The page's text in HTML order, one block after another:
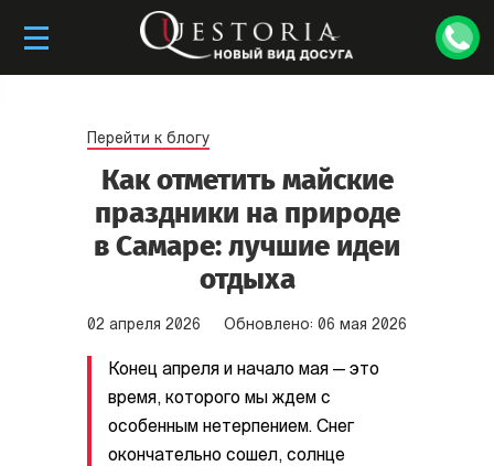
Перейти к блогу
Как отметить майские
праздники на природе
в Самаре: лучшие идеи
отдыха
02 апреля 2026 Обновлено: 06 мая 2026
Конец апреля и начало мая — это
время, которого мы ждем с
особенным нетерпением. Снег
окончательно сошел, солнце